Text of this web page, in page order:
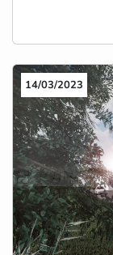
14/03/2023